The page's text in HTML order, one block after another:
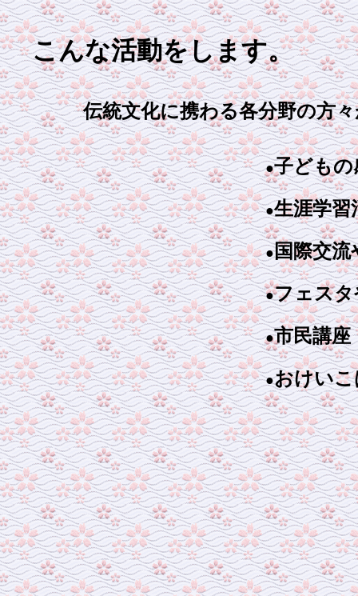
こんな活動をします。
伝統文化に携わる各分野の方々
●子どもの
●生涯学習
●国際交流
●フェスタ
●市民講座
●おけい